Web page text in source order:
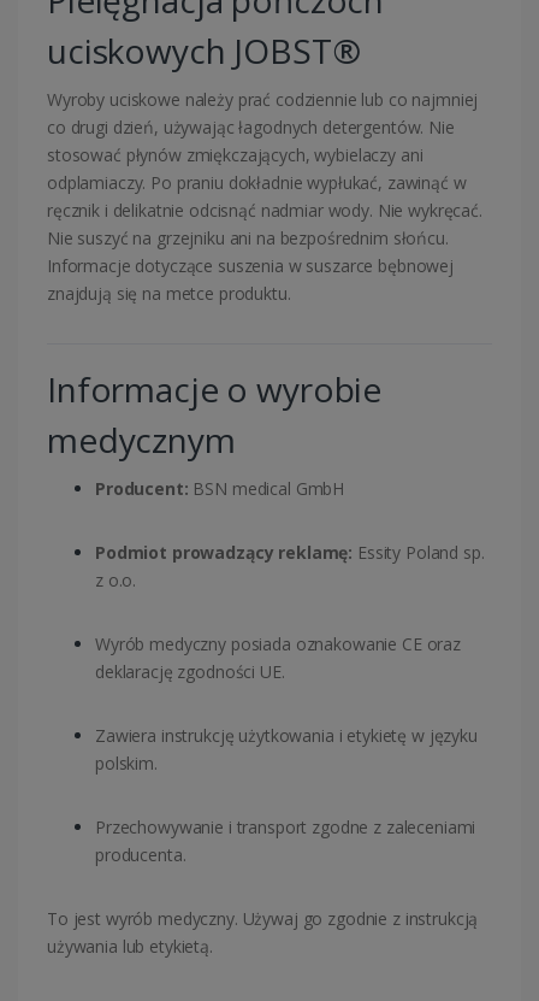
uciskowych JOBST®
Wyroby uciskowe należy prać codziennie lub co najmniej
co drugi dzień, używając łagodnych detergentów. Nie
stosować płynów zmiękczających, wybielaczy ani
odplamiaczy. Po praniu dokładnie wypłukać, zawinąć w
ręcznik i delikatnie odcisnąć nadmiar wody. Nie wykręcać.
Nie suszyć na grzejniku ani na bezpośrednim słońcu.
Informacje dotyczące suszenia w suszarce bębnowej
znajdują się na metce produktu.
Informacje o wyrobie
medycznym
Producent: BSN medical GmbH
Podmiot prowadzący reklamę: Essity Poland sp.
z o.o.
Wyrób medyczny posiada oznakowanie CE oraz
deklarację zgodności UE.
Zawiera instrukcję użytkowania i etykietę w języku
polskim.
Przechowywanie i transport zgodne z zaleceniami
producenta.
To jest wyrób medyczny. Używaj go zgodnie z instrukcją
używania lub etykietą.